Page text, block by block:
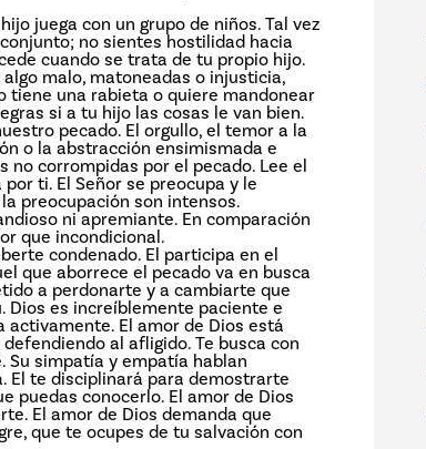
juega con un grupo de niños. Tal vez
no sientes hostilidad hacia
cuando se trata de tu propio hijo.
malo, matoneadas o injusticia,
tiene una rabieta o quiere mandonear
si a tu hijo las cosas le van bien.
pecado. El orgullo, el temor a la
o la abstracción ensimismada e
no corrompidas por el pecado. Lee el
por ti. El Señor se preocupa y le
preocupación son intensos.
ni apremiante. En comparación
que incondicional.
condenado. El participa en el
que aborrece el pecado va en busca
a perdonarte y a cambiarte que
Dios es increíblemente paciente e
El amor de Dios está
al afligido. Te busca con
Su simpatía y empatía hablan
El te disciplinará para demostrarte
puedas conocerlo. El amor de Dios
El amor de Dios demanda que
que te ocupes de tu salvación con